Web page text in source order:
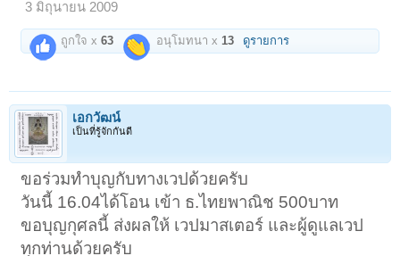
3 มิถุนายน 2009
ถูกใจ x63 อนุโมทนา x13 ดูรายการ
เอกวัฒน์
เป็นที่รู้จักกันดี
ขอร่วมทำบุญกับทางเวปด้วยครับ
วันนี้ 16.04ได้โอน เข้า ธ.ไทยพาณิช 500บาท
ขอบุญกุศลนี้ ส่งผลให้ เวปมาสเตอร์ และผู้ดูแลเวป
ทุกท่านด้วยครับ